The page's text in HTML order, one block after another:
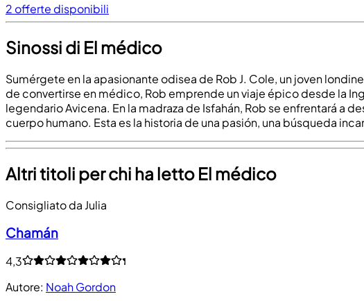
2 offerte disponibili
Sinossi di El médico
Sumérgete en la apasionante odisea de Rob J. Cole, un joven
de convertirse en médico, Rob emprende un viaje épico desde la
legendario Avicena. En la madraza de Isfahán, Rob se enfrentará a
cuerpo humano. Esta es la historia de una pasión, una búsqueda
Altri titoli per chi ha letto El médico
Consigliato da Julia
Chamán
4,3
Autore: Noah Gordon